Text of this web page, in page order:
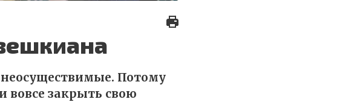
Потому
вовсе закрыть свою